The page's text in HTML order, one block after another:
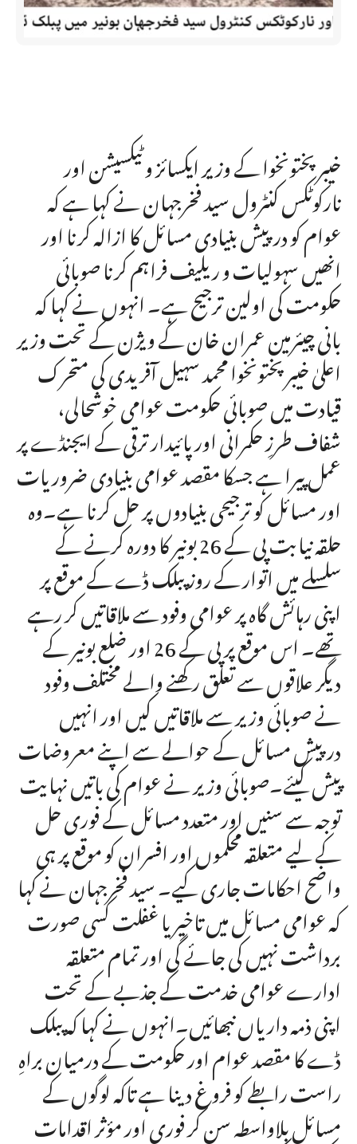
خیبرپختونخوا کے وزیر ایکسائز و ٹیکسیشن اور
نارکوٹکس کنٹرول سید فخرجہان نے کہا ہے کہ
عوام کو درپیش بنیادی مسائل کا ازالہ کرنا اور
انھیں سہولیات و ریلیف فراہم کرنا صوبائی
حکومت کی اولین ترجیح ہے۔ انہوں نے کہا کہ
بانی چیئرمین عمران خان کے ویژن کے تحت وزیر
اعلیٰ خیبرپختونخوا محمد سہیل آفریدی کی متحرک
قیادت میں صوبائی حکومت عوامی خوشحالی،
شفاف طرزِ حکمرانی اور پائیدار ترقی کے ایجنڈے پر
عمل پیرا ہے جسکا مقصد عوامی بنیادی ضروریات
اور مسائل کو ترجیحی بنیادوں پر حل کرنا ہے۔وہ
حلقہ نیابت پی کے 26 بونیر کا دورہ کرنے کے
سلسلے میں اتوار کے روز پبلک ڈے کے موقع پر
اپنی رہائش گاہ پر عوامی وفود سے ملاقاتیں کر رہے
تھے۔ اس موقع پر پی کے 26 اور ضلع بونیر کے
دیگر علاقوں سے تعلق رکھنے والے مختلف وفود
نے صوبائی وزیر سے ملاقاتیں کیں اور انہیں
درپیش مسائل کے حوالے سے اپنے معروضات
پیش کیئے۔صوبائی وزیر نے عوام کی باتیں نہایت
توجہ سے سنیں اور متعدد مسائل کے فوری حل
کے لیے متعلقہ محکموں اور افسران کو موقع پر ہی
واضح احکامات جاری کیے۔ سید فخرجہان نے کہا
کہ عوامی مسائل میں تاخیر یا غفلت کسی صورت
برداشت نہیں کی جائے گی اور تمام متعلقہ
ادارے عوامی خدمت کے جذبے کے تحت
اپنی ذمہ داریاں نبھائیں۔انہوں نے کہا کہ پبلک
ڈے کا مقصد عوام اور حکومت کے درمیان براہِ
راست رابطے کو فروغ دینا ہے تاکہ لوگوں کے
مسائل بلاواسطہ سن کر فوری اور مؤثر اقدامات